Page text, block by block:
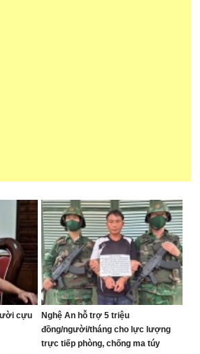
cựu
Nghệ An hỗ trợ 5 triệu
đồng/người/tháng cho lực lượng
trực tiếp phòng, chống ma túy